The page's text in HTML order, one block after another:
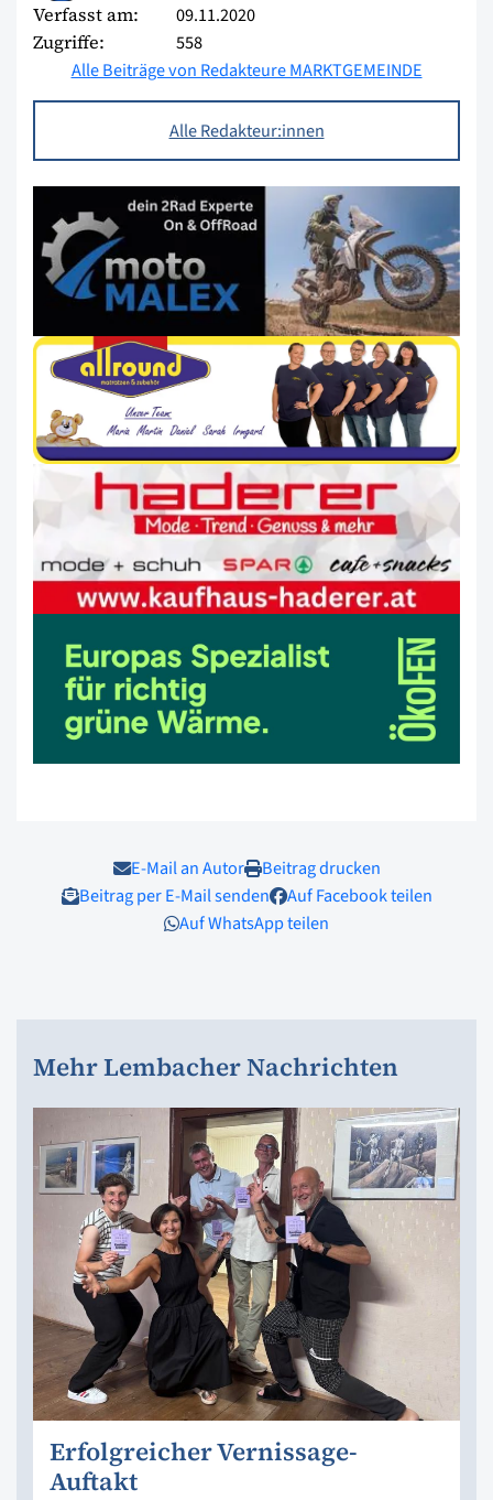
Verfasst am: 09.11.2020
Zugriffe:
558
Alle Beiträge von Redakteure MARKTGEMEINDE
Alle Redakteur:innen
E-Mail an Autor
Beitrag drucken
Beitrag per E-Mail senden
Auf Facebook teilen
Auf WhatsApp teilen
Mehr Lembacher Nachrichten
Erfolgreicher Vernissage-
Auftakt